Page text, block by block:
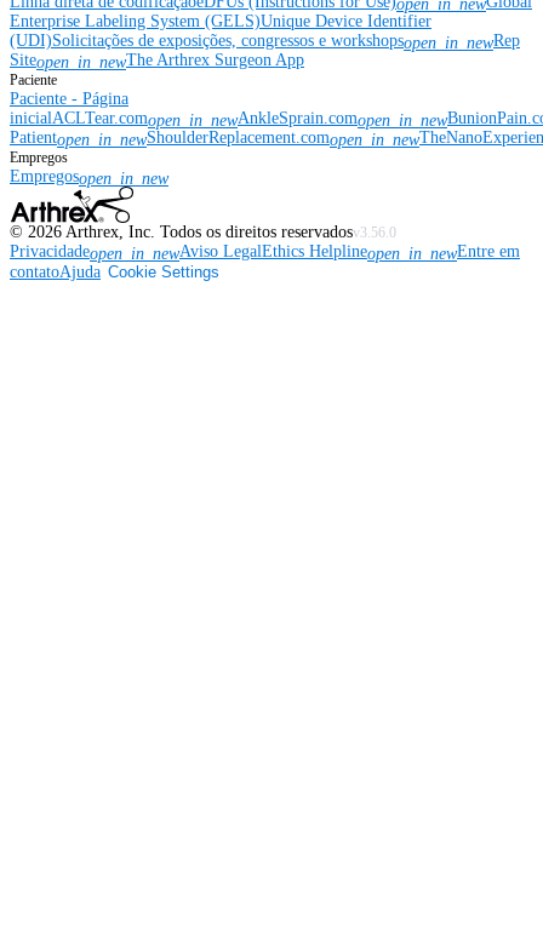
open_in_new
Enterprise Labeling System (GELS)Unique Device Identifier
(UDI)Solicitações de exposições, congressos e workshopsopen_in_newRep
Siteopen_in_newThe Arthrex Surgeon App
Paciente
Paciente - Página
inicialACLTear.comopen_in_newAnkleSprain.comopen_in_new
Patientopen_in_newShoulderReplacement.comopen_in_new
Empregos
Empregosopen_in_new
© 2026 Arthrex, Inc. Todos os direitos reservadosv3.56.0
Privacidadeopen_in_newAviso LegalEthics Helplineopen_in_newEntre em
contatoAjuda Cookie Settings